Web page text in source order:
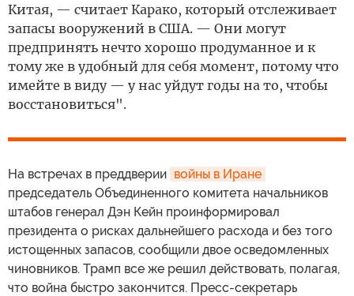
Китая, — считает Карако, который отслеживает
запасы вооружений в США. — Они могут
предпринять нечто хорошо продуманное и к
тому же в удобный для себя момент, потому что
имейте в виду — у нас уйдут годы на то, чтобы
восстановиться".
На встречах в преддверии войны в Иране
председатель Объединенного комитета начальников
штабов генерал Дэн Кейн проинформировал
президента о рисках дальнейшего расхода и без того
истощенных запасов, сообщили двое осведомленных
чиновников. Трамп все же решил действовать, полагая,
что война быстро закончится. Пресс-секретарь